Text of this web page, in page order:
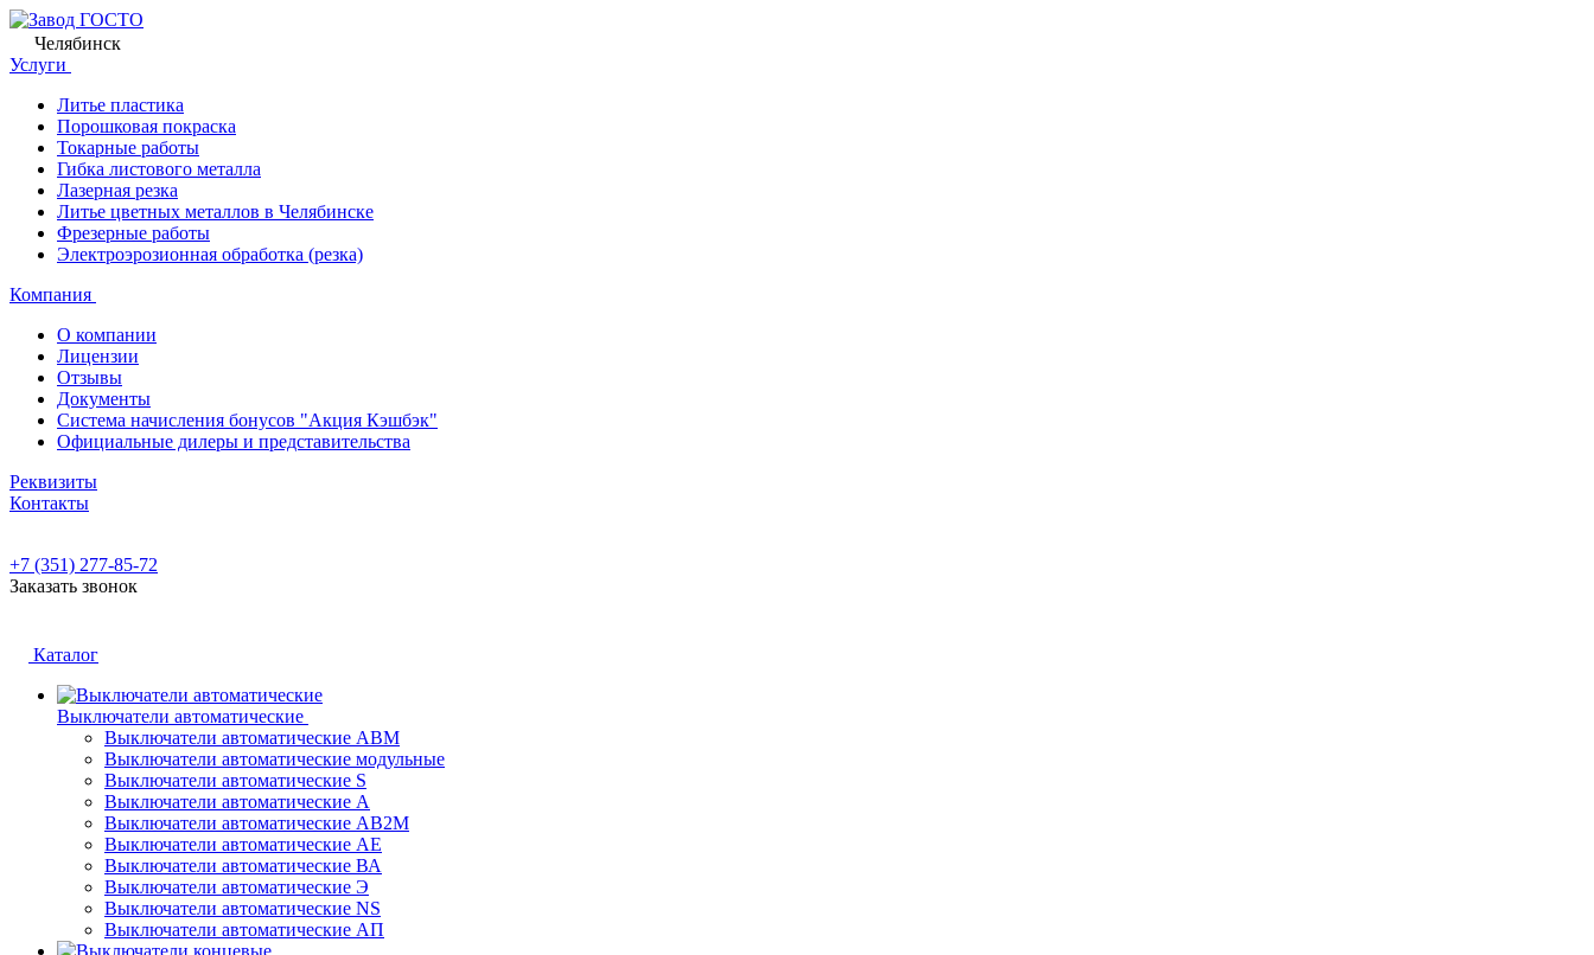
Челябинск
Услуги
Литье пластика
Порошковая покраска
Токарные работы
Гибка листового металла
Лазерная резка
Литье цветных металлов в Челябинске
Фрезерные работы
Электроэрозионная обработка (резка)
Компания
О компании
Лицензии
Отзывы
Документы
Система начисления бонусов "Акция Кэшбэк"
Официальные дилеры и представительства
Реквизиты
Контакты
+7 (351) 277-85-72
Заказать звонок
Каталог
Выключатели автоматические
Выключатели автоматические АВМ
Выключатели автоматические модульные
Выключатели автоматические S
Выключатели автоматические А
Выключатели автоматические АВ2М
Выключатели автоматические АЕ
Выключатели автоматические ВА
Выключатели автоматические Э
Выключатели автоматические NS
Выключатели автоматические АП